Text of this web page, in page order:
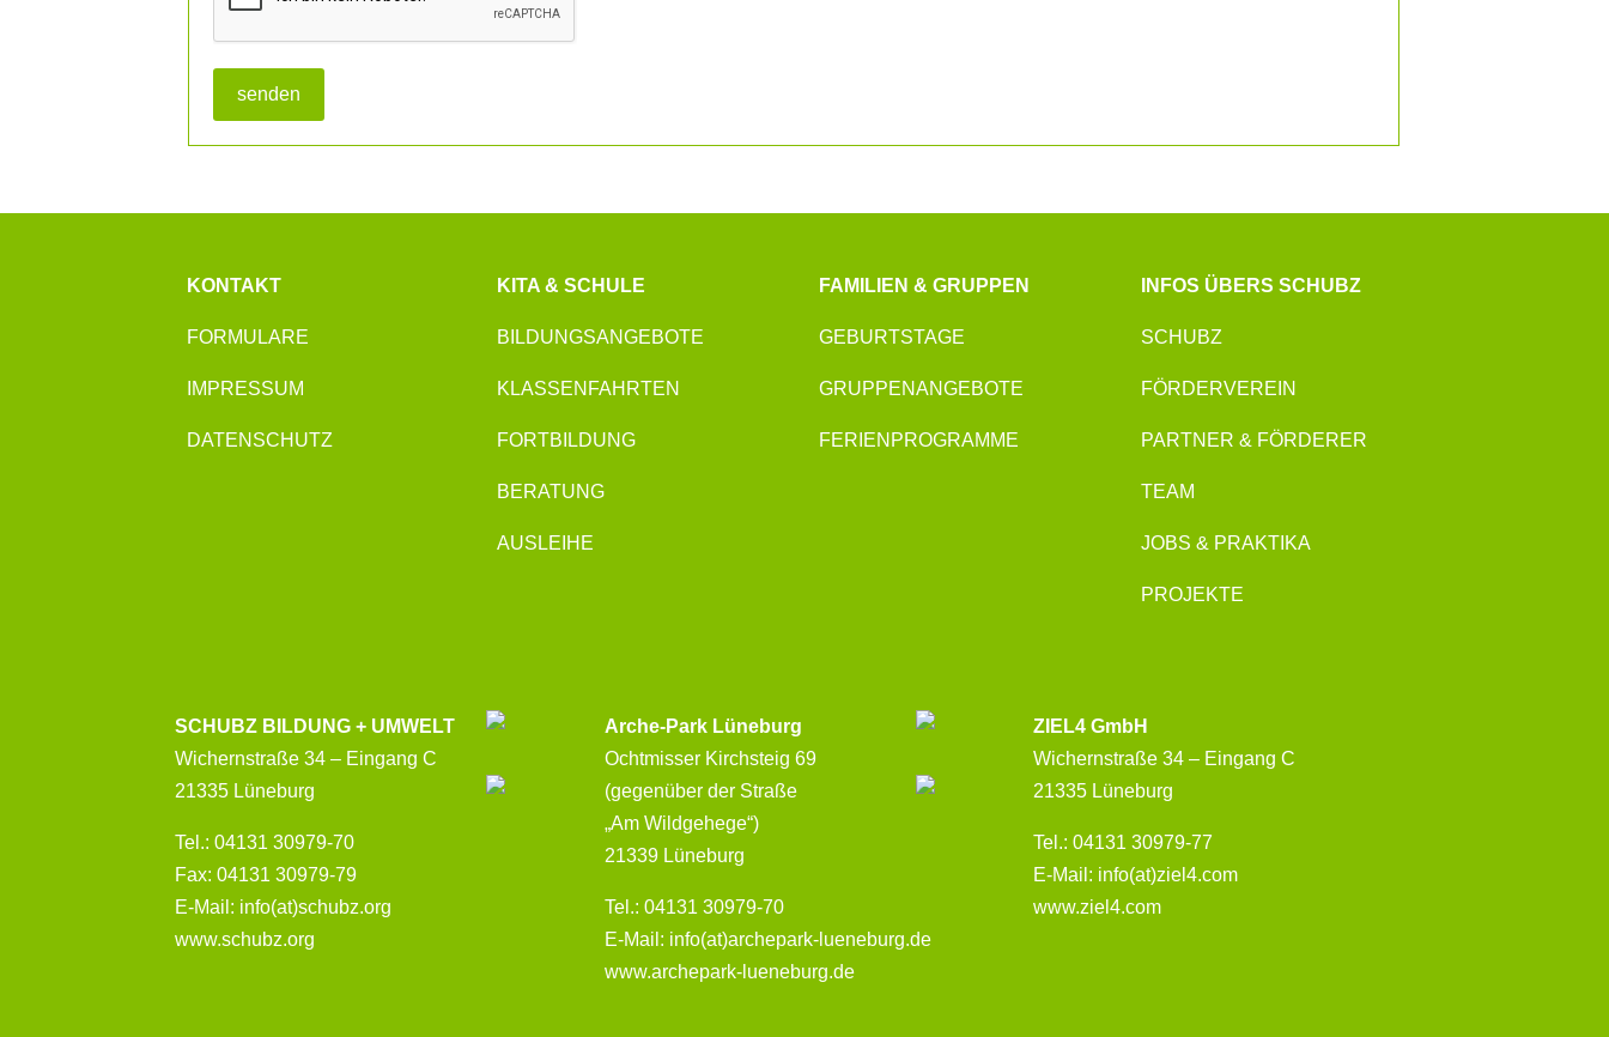
senden
KONTAKT
FORMULARE
IMPRESSUM
DATENSCHUTZ
KITA & SCHULE
BILDUNGSANGEBOTE
KLASSENFAHRTEN
FORTBILDUNG
BERATUNG
AUSLEIHE
FAMILIEN & GRUPPEN
GEBURTSTAGE
GRUPPENANGEBOTE
FERIENPROGRAMME
INFOS ÜBERS SCHUBZ
SCHUBZ
FÖRDERVEREIN
PARTNER & FÖRDERER
TEAM
JOBS & PRAKTIKA
PROJEKTE
SCHUBZ BILDUNG + UMWELT
Wichernstraße 34 – Eingang C
21335 Lüneburg
Tel.: 04131 30979-70
Fax: 04131 30979-79
E-Mail: info(at)schubz.org
www.schubz.org
Arche-Park Lüneburg
Ochtmisser Kirchsteig 69
(gegenüber der Straße
„Am Wildgehege“)
21339 Lüneburg
Tel.: 04131 30979-70
E-Mail: info(at)archepark-lueneburg.de
www.archepark-lueneburg.de
ZIEL4 GmbH
Wichernstraße 34 – Eingang C
21335 Lüneburg
Tel.: 04131 30979-77
E-Mail: info(at)ziel4.com
www.ziel4.com